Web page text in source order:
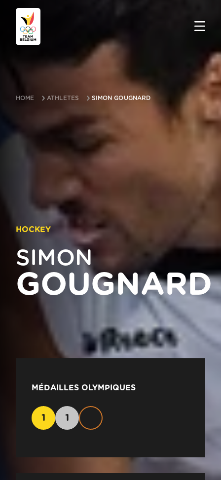
HOME ATHLETES SIMON GOUGNARD
HOCKEY
SIMON
GOUGNARD
MÉDAILLES OLYMPIQUES
1 1